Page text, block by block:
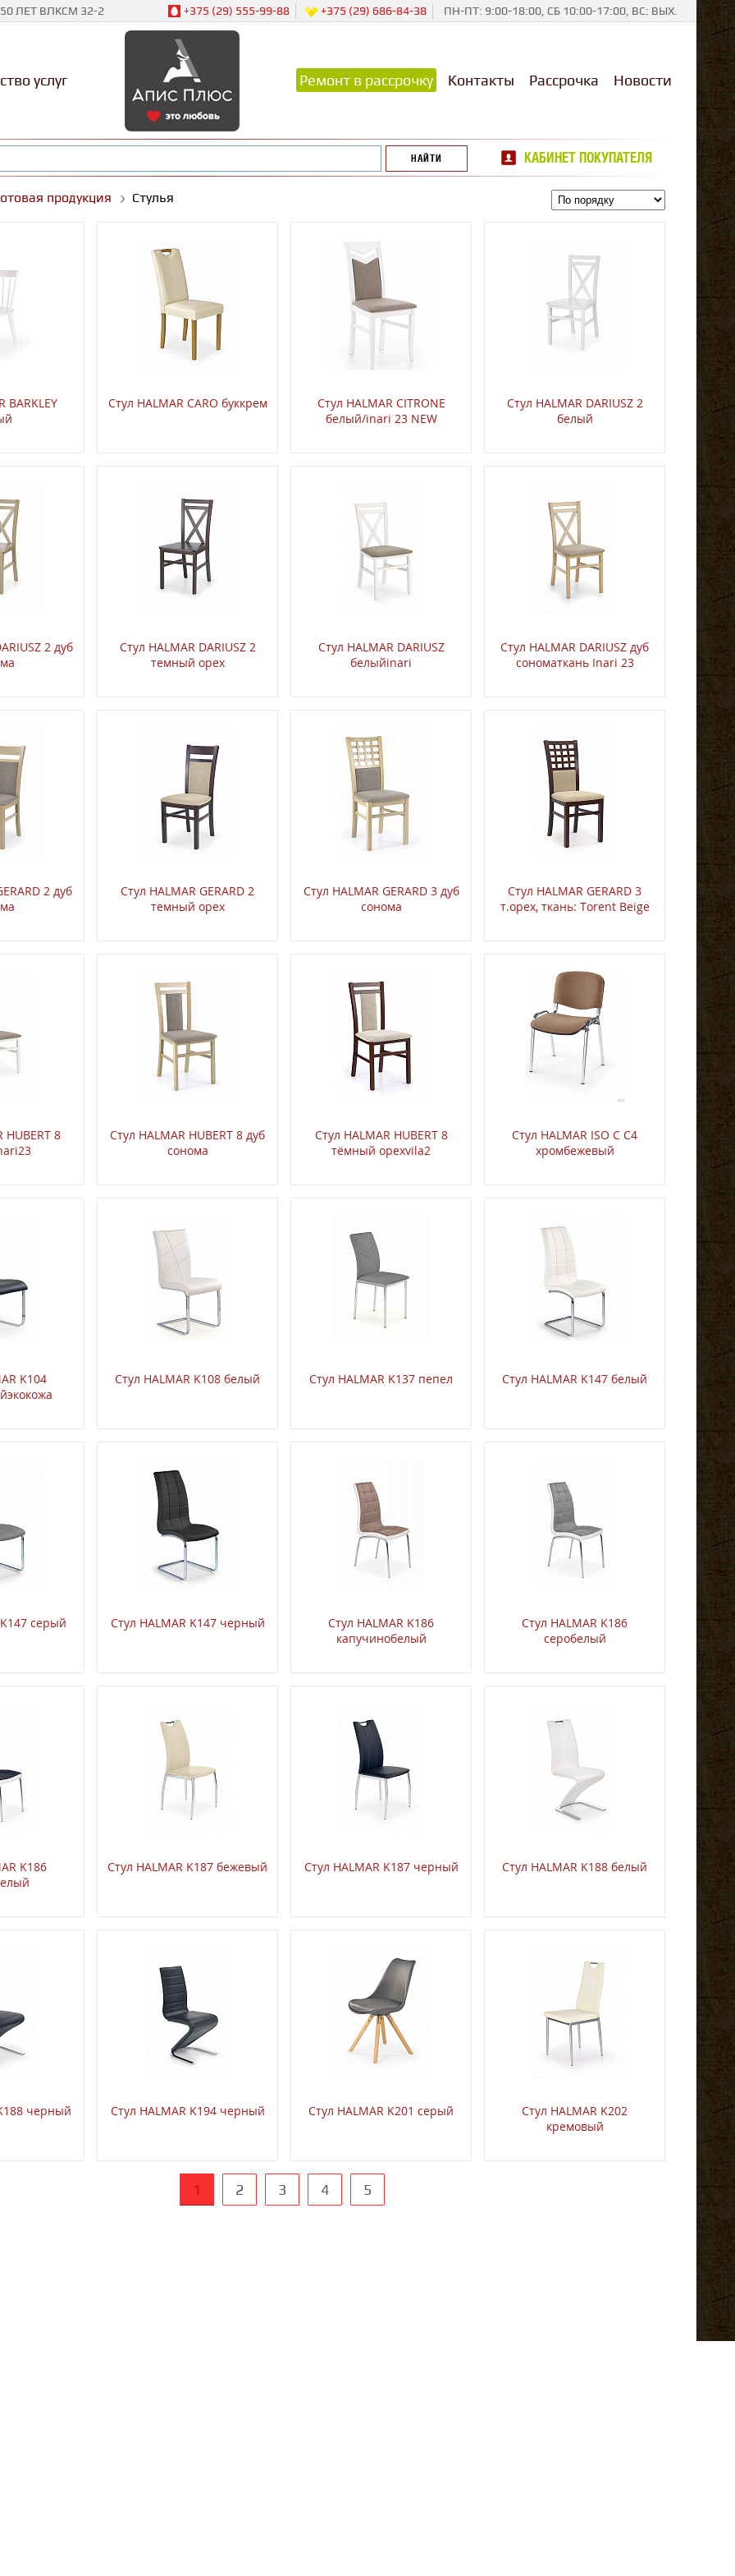
ЛЕТ ВЛКСМ 32-2 +375 (29) 555-99-88 +375 (29) 686-84-38 ПН-ПТ: 9:00-18:00, СБ 10:00-17:00, ВС: ВЫХ.
услуг Ремонт в рассрочку Контакты Рассрочка Новости
КАБИНЕТ ПОКУПАТЕЛЯ
продукция Стулья
BARKLEY
Стул HALMAR CARO буккрем
Стул HALMAR CITRONE
белый/inari 23 NEW
Стул HALMAR DARIUSZ 2
белый
2 дуб
Стул HALMAR DARIUSZ 2
темный орех
Стул HALMAR DARIUSZ
белыйinari
Стул HALMAR DARIUSZ дуб
сономаткань Inari 23
2 дуб
Стул HALMAR GERARD 2
темный орех
Стул HALMAR GERARD 3 дуб
сонома
Стул HALMAR GERARD 3
т.орех, ткань: Torent Beige
HUBERT 8
Стул HALMAR HUBERT 8 дуб
сонома
Стул HALMAR HUBERT 8
тёмный орехvila2
Стул HALMAR ISO C C4
хромбежевый
K104
Стул HALMAR K108 белый Стул HALMAR K137 пепел Стул HALMAR K147 белый
серый Стул HALMAR K147 черный
Стул HALMAR K186
капучинобелый
Стул HALMAR K186
серобелый
K186
Стул HALMAR K187 бежевый Стул HALMAR K187 черный Стул HALMAR K188 белый
черный Стул HALMAR K194 черный Стул HALMAR K201 серый
Стул HALMAR K202
кремовый
1 2 3 4 5